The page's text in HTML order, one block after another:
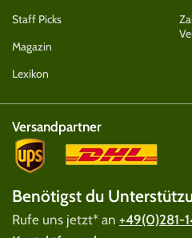
Staff Picks
Magazin
Lexikon
Versandpartner
Benötigst du
Rufe uns jetzt* an +49(0)281-